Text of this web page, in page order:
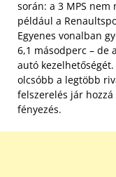
során: a 3 MPS
például a
Egyenes vonalban
6,1 másodperc – de
autó
olcsóbb a legtöbb
felszerelés jár
fényezés.